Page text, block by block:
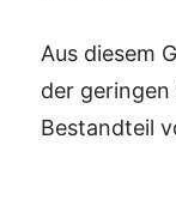
Aus diesem
der
Bestandteil